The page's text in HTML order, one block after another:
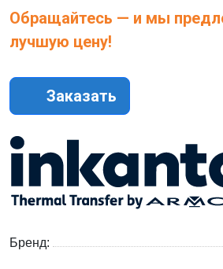
Обращайтесь — и мы
лучшую цену!
Заказать
Бренд: